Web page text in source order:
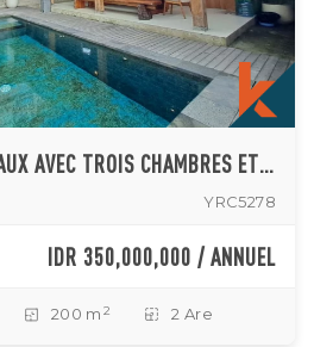
VILLA DE TROIS NIVEAUX AVEC TROIS CHAMBRES ET SALON SUR LE TOIT
YRC5278
IDR 350,000,000 / ANNUEL
200 m 2 2 Are